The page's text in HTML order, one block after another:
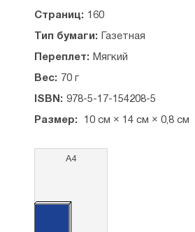
Страниц: 160
Тип бумаги: Газетная
Переплет: Мягкий
Вес: 70 г
ISBN: 978-5-17-154208-5
Размер: 10 см × 14 см × 0,8 см
А4